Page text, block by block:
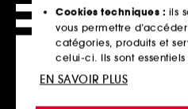
Ajouter au panier
Cookies techniques : ils
vous permettre
catégories, produits et
celui-ci. Ils sont
technique du site et ne
EN SAVOIR PLUS